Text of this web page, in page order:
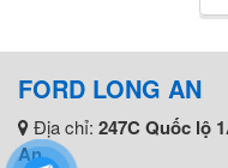
FORD LONG AN
Địa chỉ: 247C Quốc lộ
An